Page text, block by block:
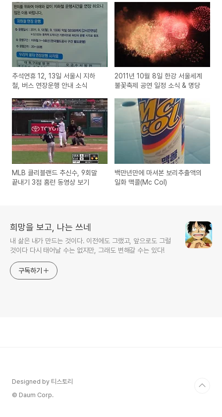
추석연휴 12, 13일 서울시 지하
철, 버스 연장운행 안내 소식
2011년 10월 8일 한강 서울세계
불꽃축제 공연 일정 소식 & 명당
MLB 클리블랜드 추신수, 9회말
끝내기 3점 홈런 동영상 보기
백만년만에 마셔본 보리추출액의
일화 맥콜(Mc Col)
희망을 보고, 나는 쓰네
내 삶은 내가 만드는 것이다. 이전에도 그랬고, 앞으로도 그럴
것이다 다시 태어날 수는 없지만, 그래도 변해갈 수는 있다!
구독하기
Designed by 티스토리
© Daum Corp.